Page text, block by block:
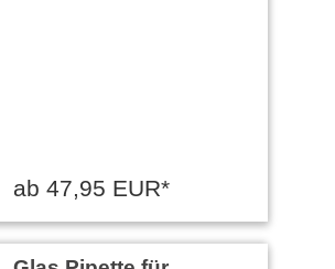
ab 47,95 EUR*